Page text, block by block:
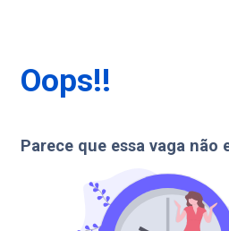
Oops!!
Parece que essa vaga não